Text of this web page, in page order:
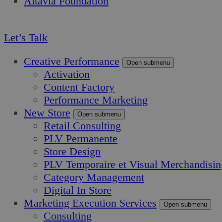
Let’s Talk
Creative Performance
Open submenu
Activation
Content Factory
Performance Marketing
New Store
Open submenu
Retail Consulting
PLV Permanente
Store Design
PLV Temporaire et Visual
Category Management
Digital In Store
Marketing Execution Services
Open submenu
Consulting